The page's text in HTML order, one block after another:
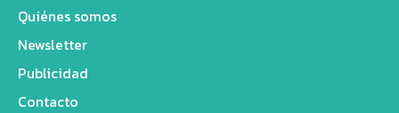
Quiénes somos
Newsletter
Publicidad
Contacto